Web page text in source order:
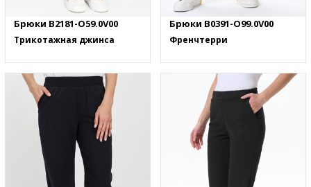
Брюки B2181-O59.0V00
Трикотажная джинса
Брюки B0391-O99.0V00
Френчтерри